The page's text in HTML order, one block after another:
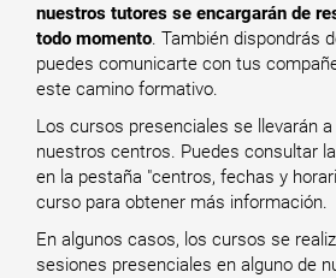
nuestros tutores se encargarán de
todo momento. También dispondrás
puedes comunicarte con tus
este camino formativo.
Los cursos presenciales se llevarán
nuestros centros. Puedes consultar
en la pestaña "centros, fechas y
curso para obtener más información.
En algunos casos, los cursos se
sesiones presenciales en alguno de